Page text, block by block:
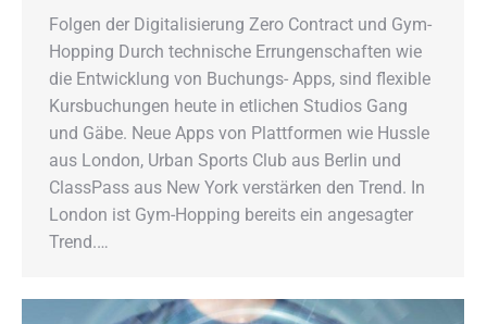
Folgen der Digitalisierung Zero Contract und Gym-
Hopping Durch technische Errungenschaften wie
die Entwicklung von Buchungs- Apps, sind flexible
Kursbuchungen heute in etlichen Studios Gang
und Gäbe. Neue Apps von Plattformen wie Hussle
aus London, Urban Sports Club aus Berlin und
ClassPass aus New York verstärken den Trend. In
London ist Gym-Hopping bereits ein angesagter
Trend.…